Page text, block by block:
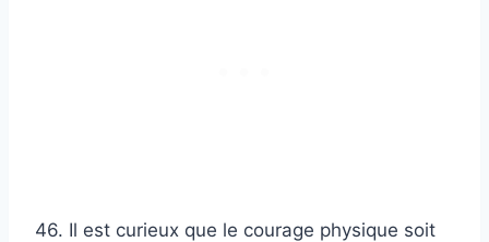
46. Il est curieux que le courage physique soit